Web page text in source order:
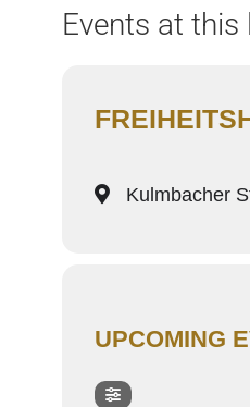
Events at
Kulmbacher
UPCOMING